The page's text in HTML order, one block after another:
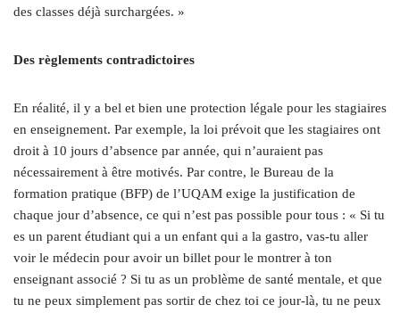
des classes déjà surchargées. »
Des règlements contradictoires
En réalité, il y a bel et bien une protection légale pour les stagiaires
en enseignement. Par exemple, la loi prévoit que les stagiaires ont
droit à 10 jours d’absence par année, qui n’auraient pas
nécessairement à être motivés. Par contre, le Bureau de la
formation pratique (BFP) de l’UQAM exige la justification de
chaque jour d’absence, ce qui n’est pas possible pour tous : « Si tu
es un parent étudiant qui a un enfant qui a la gastro, vas-tu aller
voir le médecin pour avoir un billet pour le montrer à ton
enseignant associé ? Si tu as un problème de santé mentale, et que
tu ne peux simplement pas sortir de chez toi ce jour-là, tu ne peux